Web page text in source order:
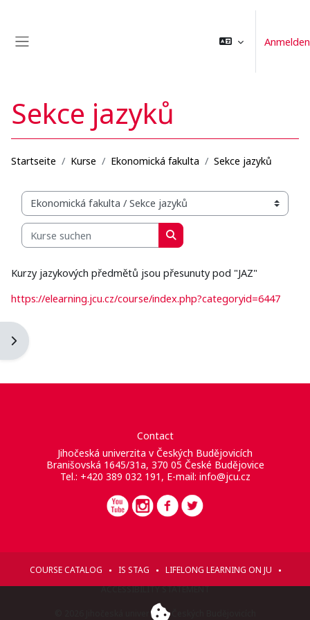
Anmelden
Blockleiste öffnen
Sekce jazyků
Startseite Kurse Ekonomická fakulta Sekce jazyků
Kursbereiche
Kurse suchen
Kurse suchen
Kurzy jazykových předmětů jsou přesunuty pod "JAZ"
https://elearning.jcu.cz/course/index.php?categoryid=6447
Contact
Jihočeská univerzita v Českých Budějovicích
Branišovská 1645/31a, 370 05 České Budějovice
Tel.: +420 389 032 191, E-mail: info@jcu.cz
COURSE CATALOG IS STAG
LIFELONG LEARNING ON JU
ACCESSIBILITY STATEMENT
© 2026 Jihočeská univerzita v Českých Budějovicích